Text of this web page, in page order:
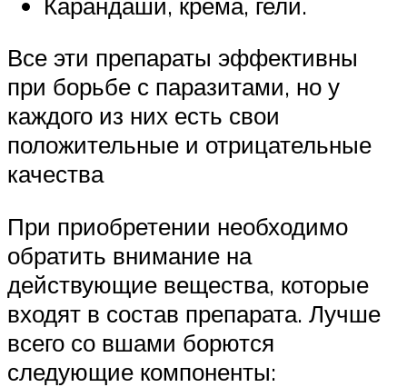
Все эти препараты эффективны
при борьбе с паразитами, но у
каждого из них есть свои
положительные и отрицательные
качества
При приобретении необходимо
обратить внимание на
действующие вещества, которые
входят в состав препарата. Лучше
всего со вшами борются
следующие компоненты: